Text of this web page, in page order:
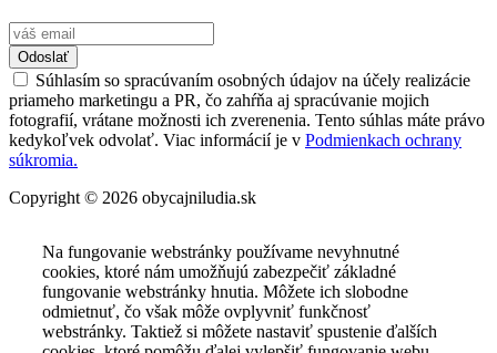
Odoslať
Súhlasím so spracúvaním osobných údajov na účely realizácie
priameho marketingu a PR, čo zahŕňa aj spracúvanie mojich
fotografií, vrátane možnosti ich zverenenia. Tento súhlas máte právo
kedykoľvek odvolať. Viac informácií je v Podmienkach ochrany
súkromia.
Copyright © 2026 obycajniludia.sk
Na fungovanie webstránky používame nevyhnutné
cookies, ktoré nám umožňujú zabezpečiť základné
fungovanie webstránky hnutia. Môžete ich slobodne
odmietnuť, čo však môže ovplyvniť funkčnosť
webstránky. Taktiež si môžete nastaviť spustenie ďalších